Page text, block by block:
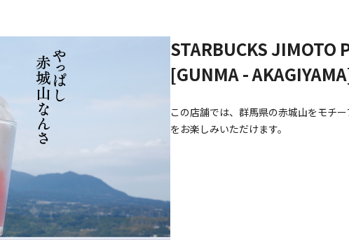
STARBUCKS JIMOTO
[GUNMA -
この店舗では、群馬県の赤城山をモチ
をお楽しみいただけます。